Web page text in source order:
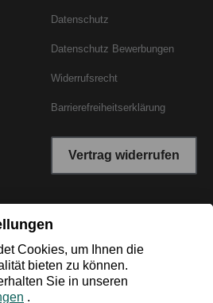
Datenschutz
Datenschutz Bewerbungen
Widerrufsrecht
Barrierefreiheitserklärung
Vertrag widerrufen